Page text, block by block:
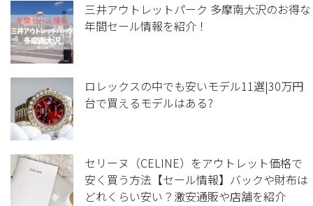
三井アウトレットパーク 多摩南大沢のお得な
年間セール情報を紹介！
ロレックスの中でも安いモデル11選|30万円
台で買えるモデルはある?
セリーヌ（CELINE）をアウトレット価格で
安く買う方法【セール情報】バックや財布は
どれくらい安い？激安通販や店舗を紹介